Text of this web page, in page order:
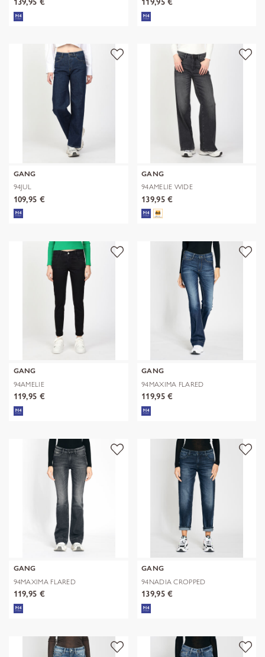
GANG
94JUL
109,95 €
GANG
94AMELIE WIDE
139,95 €
GANG
94AMELIE
119,95 €
GANG
94MAXIMA FLARED
119,95 €
GANG
94MAXIMA FLARED
119,95 €
GANG
94NADIA CROPPED
139,95 €